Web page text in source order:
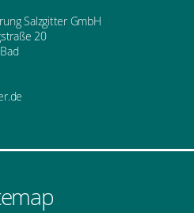
Salzgitter GmbH
20